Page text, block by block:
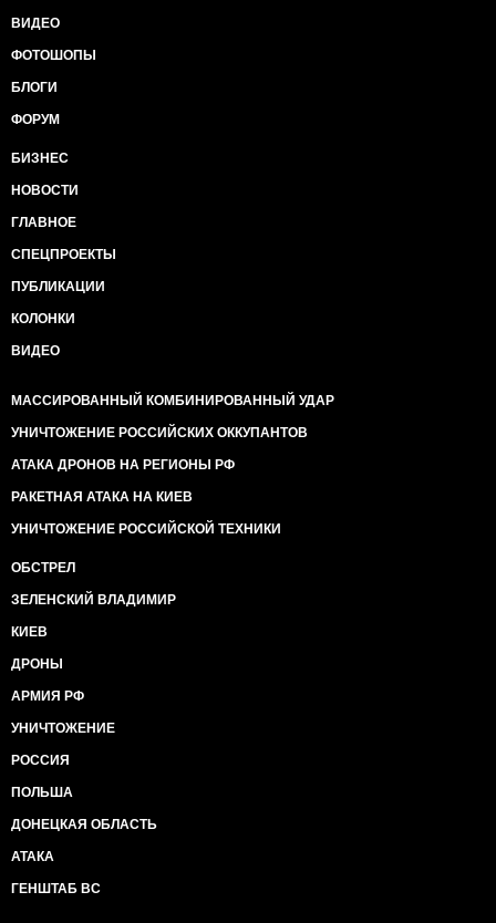
ВИДЕО
ФОТОШОПЫ
БЛОГИ
ФОРУМ
БИЗНЕС
НОВОСТИ
ГЛАВНОЕ
СПЕЦПРОЕКТЫ
ПУБЛИКАЦИИ
КОЛОНКИ
ВИДЕО
МАССИРОВАННЫЙ КОМБИНИРОВАННЫЙ УДАР
УНИЧТОЖЕНИЕ РОССИЙСКИХ ОККУПАНТОВ
АТАКА ДРОНОВ НА РЕГИОНЫ РФ
РАКЕТНАЯ АТАКА НА КИЕВ
УНИЧТОЖЕНИЕ РОССИЙСКОЙ ТЕХНИКИ
ОБСТРЕЛ
ЗЕЛЕНСКИЙ ВЛАДИМИР
КИЕВ
ДРОНЫ
АРМИЯ РФ
УНИЧТОЖЕНИЕ
РОССИЯ
ПОЛЬША
ДОНЕЦКАЯ ОБЛАСТЬ
АТАКА
ГЕНШТАБ ВС